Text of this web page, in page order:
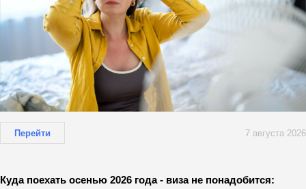
Перейти 7 августа 2026
Куда поехать осенью 2026 года - виза не понадобится: